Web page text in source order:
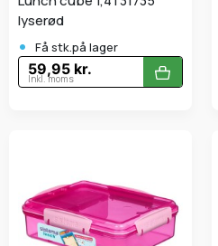
lyserød
• Få stk.på lager
59,95 kr.
Inkl. moms